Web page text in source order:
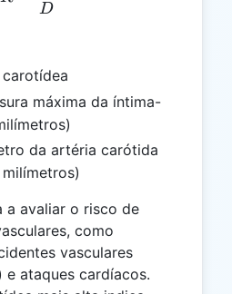
D
máxima da íntima-
da artéria carótida
a avaliar o risco de
como
vasculares
e ataques cardíacos.